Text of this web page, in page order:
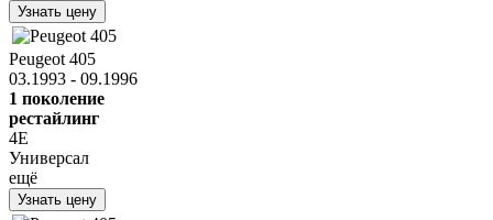
Узнать цену
Peugeot 405
03.1993 - 09.1996
1 поколение
рестайлинг
4E
Универсал
ещё
Узнать цену